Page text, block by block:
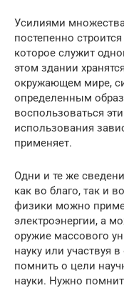
Усилиями
постепенно
которое служит
этом здании
окружающем мире,
определенным
воспользоваться
использования
применяет.
Одни и те же
как во благо, так и
физики можно
электроэнергии, а
оружие массового
науку или участвуя
помнить о цели
науки. Нужно